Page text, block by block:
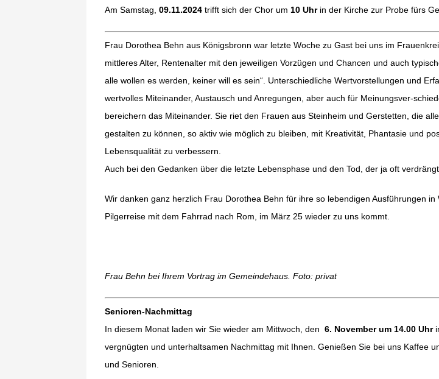
Am Samstag, 09.11.2024 trifft sich der Chor um 10 Uhr in der Kirche zur Probe fürs
Frau Dorothea Behn aus Königsbronn war letzte Woche zu Gast bei uns im
mittleres Alter, Rentenalter mit den jeweiligen Vorzügen und Chancen und auch
alle wollen es werden, keiner will es sein“. Unterschiedliche Wertvorstellungen und
wertvolles Miteinander, Austausch und Anregungen, aber auch für Meinungsver-
bereichern das Miteinander. Sie riet den Frauen aus Steinheim und Gerstetten, die
gestalten zu können, so aktiv wie möglich zu bleiben, mit Kreativität, Phantasie und
Lebensqualität zu verbessern.
Auch bei den Gedanken über die letzte Lebensphase und den Tod, der ja oft
Wir danken ganz herzlich Frau Dorothea Behn für ihre so lebendigen Ausführungen
Pilgerreise mit dem Fahrrad nach Rom, im März 25 wieder zu uns kommt.
Frau Behn bei Ihrem Vortrag im Gemeindehaus. Foto: privat
Senioren-Nachmittag
In diesem Monat laden wir Sie wieder am Mittwoch, den 6. November um 14.00 Uhr
vergnügten und unterhaltsamen Nachmittag mit Ihnen. Genießen Sie bei uns Kaffee
und Senioren.